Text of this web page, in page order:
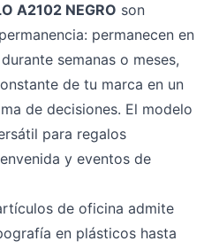
A2102 NEGRO son
permanecen en
semanas o meses,
de tu marca en un
de decisiones. El modelo
para regalos
y eventos de
de oficina admite
en plásticos hasta